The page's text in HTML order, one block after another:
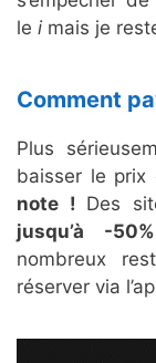
le i mais je
Comment
Plus
baisser le prix
note ! Des
jusqu’à -
nombreux
réserver via